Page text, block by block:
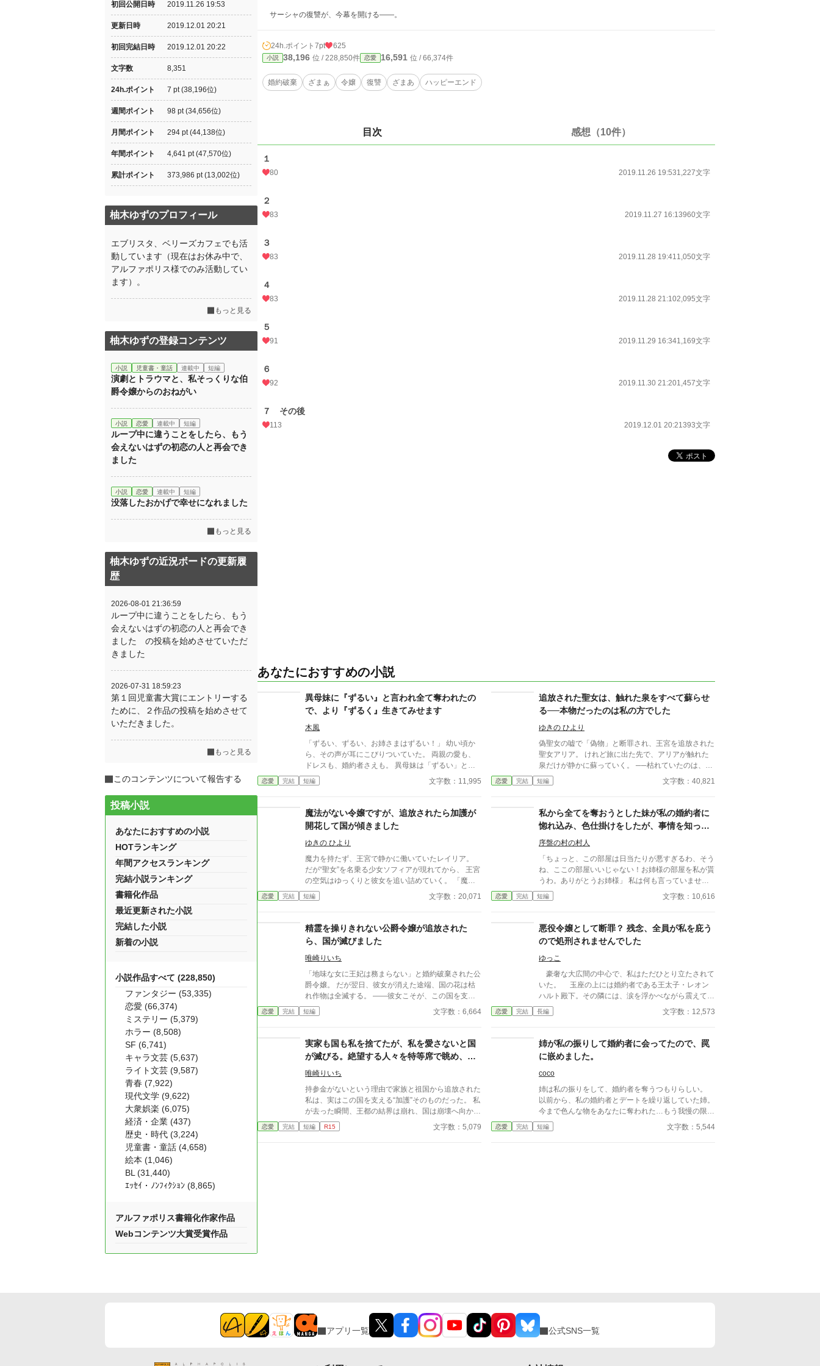
サーシャの復讐が、今幕を開ける――。
24h.ポイント 7pt 625
小説 38,196 位 / 228,850件 恋愛 16,591 位 / 66,374件
婚約破棄 ざまぁ 令嬢 復讐 ざまあ ハッピーエンド
目次 感想（10件）
１
80 2019.11.26 19:531,227文字
２
83 2019.11.27 16:13960文字
３
83 2019.11.28 19:411,050文字
４
83 2019.11.28 21:102,095文字
５
91 2019.11.29 16:341,169文字
６
92 2019.11.30 21:201,457文字
７ その後
113 2019.12.01 20:21393文字
あなたにおすすめの小説
異母妹に『ずるい』と言われ全て奪われたの
で、より『ずるく』生きてみせます
木風
「ずるい、ずるい、お姉さまはずるい！」 幼い頃か
ら、その声が耳にこびりついていた。 両親の愛も、
ドレスも、婚約者さえも。 異母妹は「ずるい」と泣
きながら、エレーナの大切なものを奪っていった。
けれど、侯爵令嬢エレーナはもう泣かない。 代わり
とにした。 その策略は噂を塗り替え、やがて気難し
い王太子の目に留まる。 「ずるい」と言われ続けた
令嬢は、今度こそ自分の武器で幸せを掴み取る。 誰
よりも、ずるいほど幸せになるために。
恋愛 完結 短編 文字数：11,995
追放された聖女は、触れた泉をすべて蘇らせ
る──本物だったのは私の方でした
ゆきの ひより
偽聖女の嘘で「偽物」と断罪され、王宮を追放された
聖女アリア。 けれど旅に出た先で、アリアが触れた
泉だけが静かに蘇っていく。 ──枯れていたのは、私
ではなく、あの国の方でした。 隣国の王子ユリウス
に迎えられ、 アリアは本当の力と居場所を取り戻し
に干上がり、 偽聖女は逃亡し、王子は破滅へと転が
り落ちていく。 静かな聖女が返す、静かで確かなざ
まぁ。
恋愛 完結 短編 文字数：40,821
魔法がない令嬢ですが、追放されたら加護が
開花して国が傾きました
ゆきの ひより
魔力を持たず、王宮で静かに働いていたレイリア。
だが“聖女”を名乗る少女ソフィアが現れてから、 王宮
の空気はゆっくりと彼女を追い詰めていく。 「魔法
も使えない令嬢に、何ができるのかしら」 小さな嫌
がらせは積み重なり、ついには王子の前で“聖女妨
れる。 ――けれど。 王宮を出たその瞬間、結界石の
光が揺らいだ。 レイリアには魔力はない。 だが、“周
囲の魔力を底上げする加護”を、生まれつき持ってい
た。 王宮の結界を支えていたのは、実はレイリアの
存在だったのだ。 追放された令嬢は、 小さな町で魔
道具屋を始める。 その店は、なぜかどの石も“品質が
上がる”と評判になり――。 これは、 静かに貶められ
た令嬢が、 静かに世界を反転させるざまぁの物語。
恋愛 完結 短編 文字数：20,071
私から全てを奪おうとした妹が私の婚約者に
惚れ込み、色仕掛けをしたが、事情を知った
私の婚約者が、私以上に憤慨し、私のかわり
序盤の村の村人
「ちょっと、この部屋は日当たりが悪すぎるわ、そう
ね、ここの部屋いいじゃない！お姉様の部屋を私が貰
うわ。ありがとうお姉様」 私は何も言っていませ
ん。しかし、アーデルの声を聞いたメイドは私の部屋
の荷物を屋根裏部屋へと運び始めました。「ちょっと
す」 「お姉様、それは我が儘すぎるわ。お姉様だけ
こんな部屋ずるいじゃない」「マリーベル。我が儘は
辞めてちょうだい。また部屋を移動させるなんてメイ
ド達が可哀想でしょ」私たちの話を聞いていた義理母
のマリアは、そう言うと、メイド達に早くするのよと
急かすように言葉をかけました。父の再婚とともに、
義理の妹に私の物を奪われる毎日。ついに、アーデル
は、マリーベルの婚約者ユーレイルの容姿に惚れ込
み、マリーベルから奪おうとするが……。 旧タイト
ん、少しエピローグのお話を足しました。楽しんでい
ただけると嬉しいです。
恋愛 完結 短編 文字数：10,616
精霊を操りきれない公爵令嬢が追放された
ら、国が滅びました
唯崎りいち
「地味な女に王妃は務まらない」と婚約破棄された公
爵令嬢。 だが翌日、彼女が消えた途端、国の花は枯
れ作物は全滅する。 ――彼女こそが、この国を支え
ていた存在だった。 一方、彼女は隣国で“氷の将軍”に
溺愛されていた。 手遅れになってから縋る王子と滅
恋愛 完結 短編 文字数：6,664
悪役令嬢として断罪？ 残念、全員が私を庇う
ので処刑されませんでした
ゆっこ
豪奢な大広間の中心で、私はただひとり立たされて
いた。 玉座の上には婚約者である王太子・レオン
ハルト殿下。その隣には、涙を浮かべながら震えてい
る聖女――いえ、平民出身の婚約者候補、ミリア嬢。
そして取り巻くように並ぶ廷臣や貴族たちの視線
断罪劇。 「アリシア・フォン・ヴァレンシュタイ
ン！ お前は聖女ミリアを虐げ、幾度も侮辱し、王宮
の秩序を乱した。その罪により、婚約破棄を宣告し、
さらには……」 殿下が声を張り上げた。 「――処
刑とする！」 広間がざわめいた。 けれど私は、
ただ静かに微笑んだ。 （あぁ……やっぱり、来たわ
ね。この展開）
恋愛 完結 長編 文字数：12,573
実家も国も私を捨てたが、私を愛さないと国
が滅びる。絶望する人々を特等席で眺め、冷
徹な王子の腕の中で思考停止する。
唯崎りいち
持参金がないという理由で家族と祖国から追放された
私は、実はこの国を支える“加護”そのものだった。 私
が去った瞬間、王都の結界は崩れ、国は崩壊へ向かい
始める。 そんな私を拾ったのは、冷徹と噂される隣
国の王子。 「やっと見つけた。お前は俺のものだ」
恋愛 完結 短編 R15 文字数：5,079
姉が私の振りして婚約者に会ってたので、罠
に嵌めました。
coco
姉は私の振りをして、婚約者を奪うつもりらしい。
以前から、私の婚約者とデートを繰り返していた姉。
今まで色んな物をあなたに奪われた…もう我慢の限界
だわ！ 私は姉を罠に嵌め、陥れることにした。 闇か
ら立ち上がった私の、復讐劇が始まる─。
恋愛 完結 短編 文字数：5,544
初回公開日時 2019.11.26 19:53
更新日時 2019.12.01 20:21
初回完結日時 2019.12.01 20:22
文字数 8,351
24h.ポイント 7 pt (38,196位)
週間ポイント 98 pt (34,656位)
月間ポイント 294 pt (44,138位)
年間ポイント 4,641 pt (47,570位)
累計ポイント 373,986 pt (13,002位)
柚木ゆずのプロフィール
エブリスタ、ベリーズカフェでも活
動しています（現在はお休み中で、
アルファポリス様でのみ活動してい
ます）。
もっと見る
柚木ゆずの登録コンテンツ
小説 児童書・童話 連載中 短編
演劇とトラウマと、私そっくりな伯
爵令嬢からのおねがい
小説 恋愛 連載中 短編
ループ中に違うことをしたら、もう
会えないはずの初恋の人と再会でき
ました
小説 恋愛 連載中 短編
没落したおかげで幸せになれました
もっと見る
柚木ゆずの近況ボードの更新履
歴
2026-08-01 21:36:59
ループ中に違うことをしたら、もう
会えないはずの初恋の人と再会でき
ました の投稿を始めさせていただ
きました
2026-07-31 18:59:23
第１回児童書大賞にエントリーする
ために、２作品の投稿を始めさせて
いただきました。
もっと見る
このコンテンツについて報告する
投稿小説
あなたにおすすめの小説
HOTランキング
年間アクセスランキング
完結小説ランキング
書籍化作品
最近更新された小説
完結した小説
新着の小説
小説作品すべて (228,850)
ファンタジー (53,335)
恋愛 (66,374)
ミステリー (5,379)
ホラー (8,508)
SF (6,741)
キャラ文芸 (5,637)
ライト文芸 (9,587)
青春 (7,922)
現代文学 (9,622)
大衆娯楽 (6,075)
経済・企業 (437)
歴史・時代 (3,224)
児童書・童話 (4,658)
絵本 (1,046)
BL (31,440)
ｴｯｾｲ・ﾉﾝﾌｨｸｼｮﾝ (8,865)
アルファポリス書籍化作家作品
Webコンテンツ大賞受賞作品
アプリ一覧 公式SNS一覧